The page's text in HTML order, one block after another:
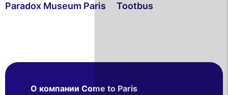
Paradox Museum Paris Tootbus
О компании Come to Paris